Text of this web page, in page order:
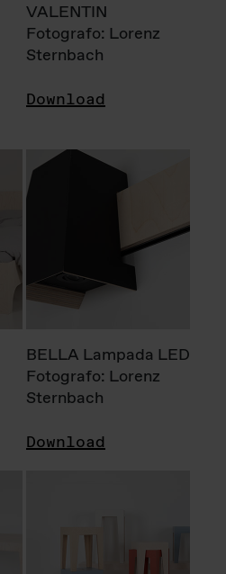
VALENTIN
Fotografo: Lorenz
Sternbach
Download
BELLA Lampada LED
Fotografo: Lorenz
Sternbach
Download